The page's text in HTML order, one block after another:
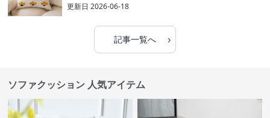
更新日2026-06-18
記事一覧へ ›
ソファクッション 人気アイテム